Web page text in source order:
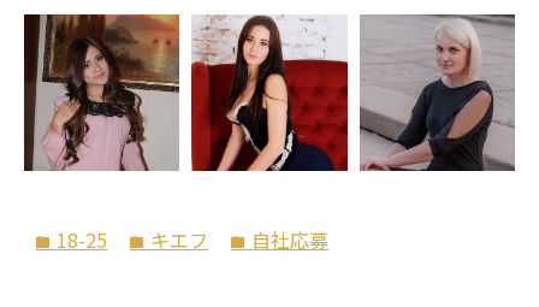
folder 18-25 folder キエフ folder 自社応募